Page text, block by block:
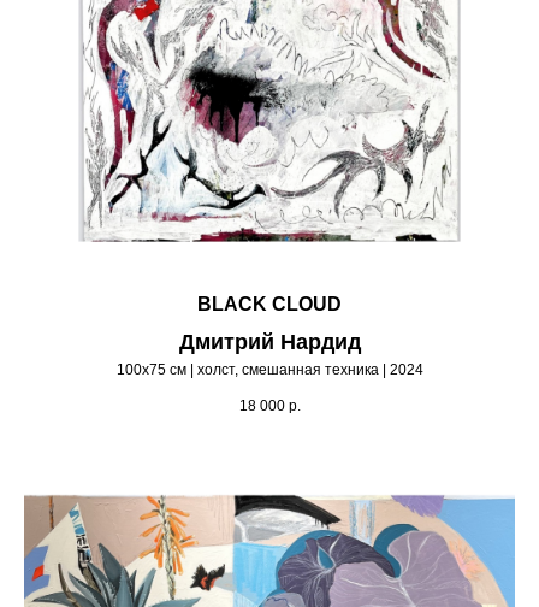
BLACK CLOUD
Дмитрий Нардид
100х75 см | холст, смешанная техника | 2024
18 000 р.